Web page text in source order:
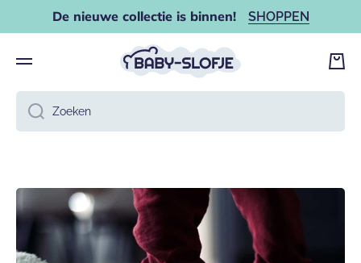
DOORGAAN NAAR ARTIKEL
De nieuwe collectie is binnen! SHOPPEN
Zoeken